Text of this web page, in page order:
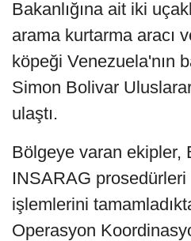
Bakanlığına ait iki
arama kurtarma aracı
köpeği Venezuela'nın
Simon Bolivar
ulaştı.
Bölgeye varan ekipler,
INSARAG prosedürleri
işlemlerini
Operasyon